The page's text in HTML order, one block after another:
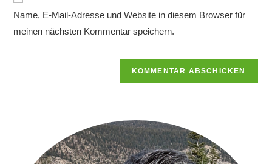
Kommentieren
ein
URL
ein
(optional)
Name, E-Mail-Adresse und Website in diesem Browser für
meinen nächsten Kommentar speichern.